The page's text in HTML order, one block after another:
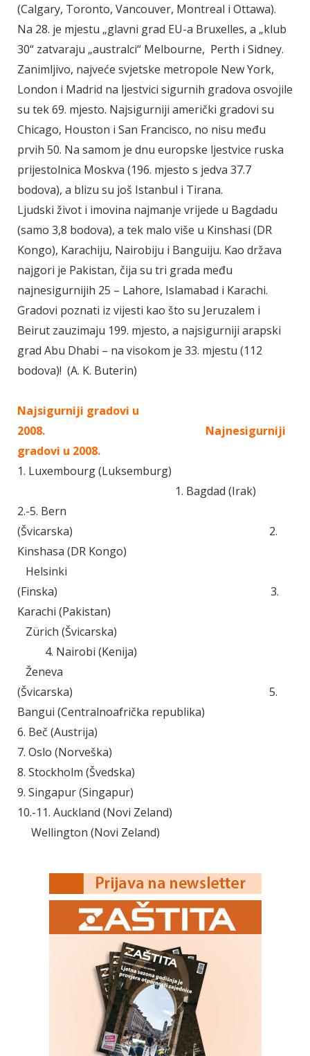
(Calgary, Toronto, Vancouver, Montreal i Ottawa).
Na 28. je mjestu „glavni grad EU-a Bruxelles, a „klub
30“ zatvaraju „australci“ Melbourne, Perth i Sidney.
Zanimljivo, najveće svjetske metropole New York,
London i Madrid na ljestvici sigurnih gradova osvojile
su tek 69. mjesto. Najsigurniji američki gradovi su
Chicago, Houston i San Francisco, no nisu među
prvih 50. Na samom je dnu europske ljestvice ruska
prijestolnica Moskva (196. mjesto s jedva 37.7
bodova), a blizu su još Istanbul i Tirana.
Ljudski život i imovina najmanje vrijede u Bagdadu
(samo 3,8 bodova), a tek malo više u Kinshasi (DR
Kongo), Karachiju, Nairobiju i Banguiju. Kao država
najgori je Pakistan, čija su tri grada među
najnesigurnijih 25 – Lahore, Islamabad i Karachi.
Gradovi poznati iz vijesti kao što su Jeruzalem i
Beirut zauzimaju 199. mjesto, a najsigurniji arapski
grad Abu Dhabi – na visokom je 33. mjestu (112
bodova)! (A. K. Buterin)
Najsigurniji gradovi u
2008. Najnesigurniji
gradovi u 2008.
1. Luxembourg (Luksemburg)
1. Bagdad (Irak)
2.-5. Bern
(Švicarska) 2.
Kinshasa (DR Kongo)
Helsinki
(Finska) 3.
Karachi (Pakistan)
Zürich (Švicarska)
4. Nairobi (Kenija)
Ženeva
(Švicarska) 5.
Bangui (Centralnoafrička republika)
6. Beč (Austrija)
7. Oslo (Norveška)
8. Stockholm (Švedska)
9. Singapur (Singapur)
10.-11. Auckland (Novi Zeland)
Wellington (Novi Zeland)